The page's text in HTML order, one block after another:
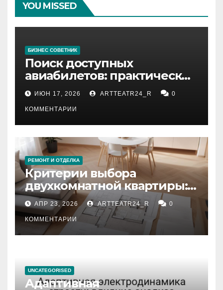
YOU MISSED
БИЗНЕС СОВЕТНИК
Поиск доступных
авиабилетов: практические
рекомендации
ИЮН 17, 2026 ARTTEATR24_R 0
КОММЕНТАРИИ
РЕМОНТ И ОТДЕЛКА
Критерии выбора
двухкомнатной квартиры:
планировка, площадь,
состояние и документация
АПР 23, 2026 ARTTEATR24_R 0
КОММЕНТАРИИ
UNCATEGORISED
Адаптивная